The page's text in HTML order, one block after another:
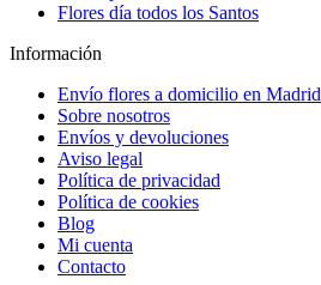
Flores día todos los Santos
Información
Envío flores a domicilio en Madrid
Sobre nosotros
Envíos y devoluciones
Aviso legal
Política de privacidad
Política de cookies
Blog
Mi cuenta
Contacto